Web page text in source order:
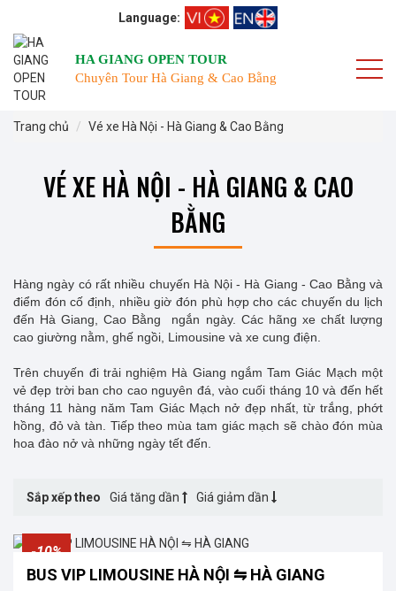
Language:
HA GIANG OPEN TOUR
Chuyên Tour Hà Giang & Cao Bằng
Trang chủ Vé xe Hà Nội - Hà Giang & Cao Bằng
VÉ XE HÀ NỘI - HÀ GIANG & CAO
BẰNG
Hàng ngày có rất nhiều chuyến Hà Nội - Hà Giang - Cao Bằng và
điểm đón cố định, nhiều giờ đón phù hợp cho các chuyến du lịch
đến Hà Giang, Cao Bằng ngắn ngày. Các hãng xe chất lượng
cao giường nằm, ghế ngồi, Limousine và xe cung điện.
Trên chuyến đi trải nghiệm Hà Giang ngắm Tam Giác Mạch một
vẻ đẹp trời ban cho cao nguyên đá, vào cuối tháng 10 và đến hết
tháng 11 hàng năm Tam Giác Mạch nở đẹp nhất, từ trắng, phớt
hồng, đỏ và tàn. Tiếp theo mùa tam giác mạch sẽ chào đón mùa
hoa đào nở và những ngày tết đến.
Sắp xếp theo Giá tăng dần Giá giảm dần
-10%
BUS VIP LIMOUSINE HÀ NỘI ⇋ HÀ GIANG